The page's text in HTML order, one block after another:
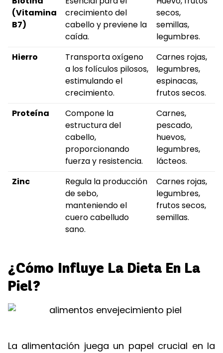
(Vitamina
B7)
crecimiento del
cabello y previene la
caída.
secos,
semillas,
legumbres.
Hierro
Transporta oxígeno
a los folículos pilosos,
estimulando el
crecimiento.
Carnes rojas,
legumbres,
espinacas,
frutos secos.
Proteína
Compone la
estructura del
cabello,
proporcionando
fuerza y resistencia.
Carnes,
pescado,
huevos,
legumbres,
lácteos.
Zinc
Regula la producción
de sebo,
manteniendo el
cuero cabelludo
sano.
Carnes rojas,
legumbres,
frutos secos,
semillas.
¿Cómo Influye La Dieta En La
Piel?
La alimentación juega un papel crucial en la